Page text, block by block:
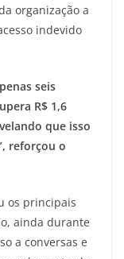
organização a
indevido
seis
R$ 1,6
que isso
reforçou o
os principais
ainda durante
a conversas e